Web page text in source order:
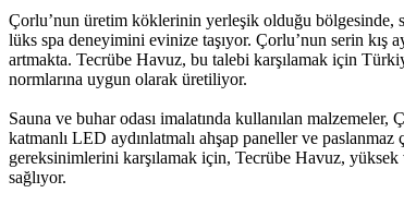
Çorlu’nun üretim köklerinin yerleşik olduğu bölgesinde,
lüks spa deneyimini evinize taşıyor. Çorlu’nun serin kış
artmakta. Tecrübe Havuz, bu talebi karşılamak için
normlarına uygun olarak üretiliyor.
Sauna ve buhar odası imalatında kullanılan
katmanlı LED aydınlatmalı ahşap paneller ve
gereksinimlerini karşılamak için, Tecrübe Havuz,
sağlıyor.